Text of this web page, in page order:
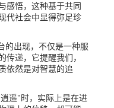
感悟，这种基于共同
代社会中显得弥足珍
的出现，不仅是一种服
传递，它提醒我们，
依然是对智慧的追
遥"时，实际上是在进